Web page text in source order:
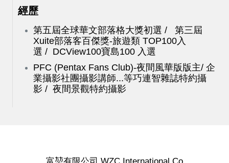
經歷
第五屆全球華文部落格大獎初選 / 第三屆
Xuite部落客百傑獎-旅遊類 TOP100入
選 / DCView100寶島100 入選
PFC (Pentax Fans Club)-夜間風華版版主/ 企
業攝影社團攝影講師...等巧連智雜誌特約攝
影 / 夜間景觀特約攝影